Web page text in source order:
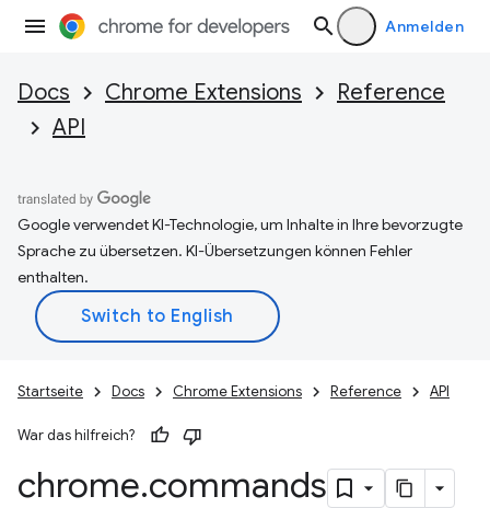
Anmelden
Docs Chrome Extensions
Reference
API
Google verwendet KI-Technologie, um Inhalte in Ihre bevorzugte
Sprache zu übersetzen. KI-Übersetzungen können Fehler
enthalten.
Startseite Docs Chrome Extensions Reference API
War das hilfreich?
chrome.commands